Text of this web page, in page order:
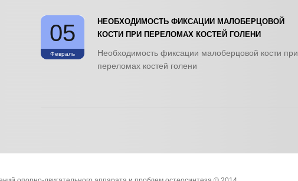
05
Февраль
НЕОБХОДИМОСТЬ ФИКСАЦИИ МАЛОБЕРЦОВОЙ
КОСТИ ПРИ ПЕРЕЛОМАХ КОСТЕЙ ГОЛЕНИ
Необходимость фиксации малоберцовой кости при
переломах костей голени